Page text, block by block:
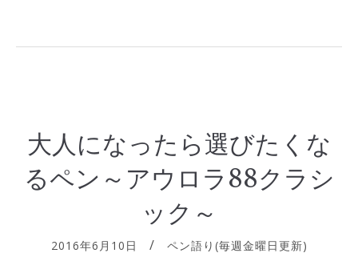
大人になったら選びたくな
るペン～アウロラ88クラシ
ック～
2016年6月10日 ペン語り(毎週金曜日更新)